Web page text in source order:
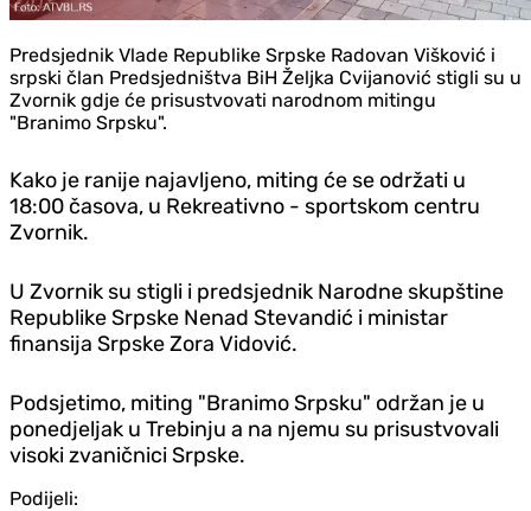
Predsjednik Vlade Republike Srpske Radovan Višković i
srpski član Predsjedništva BiH Željka Cvijanović stigli su u
Zvornik gdje će prisustvovati narodnom mitingu
"Branimo Srpsku".
Kako je ranije najavljeno, miting će se održati u
18:00 časova, u Rekreativno - sportskom centru
Zvornik.
U Zvornik su stigli i predsjednik Narodne skupštine
Republike Srpske Nenad Stevandić i ministar
finansija Srpske Zora Vidović.
Podsjetimo, miting "Branimo Srpsku" održan je u
ponedjeljak u Trebinju a na njemu su prisustvovali
visoki zvaničnici Srpske.
Podijeli: